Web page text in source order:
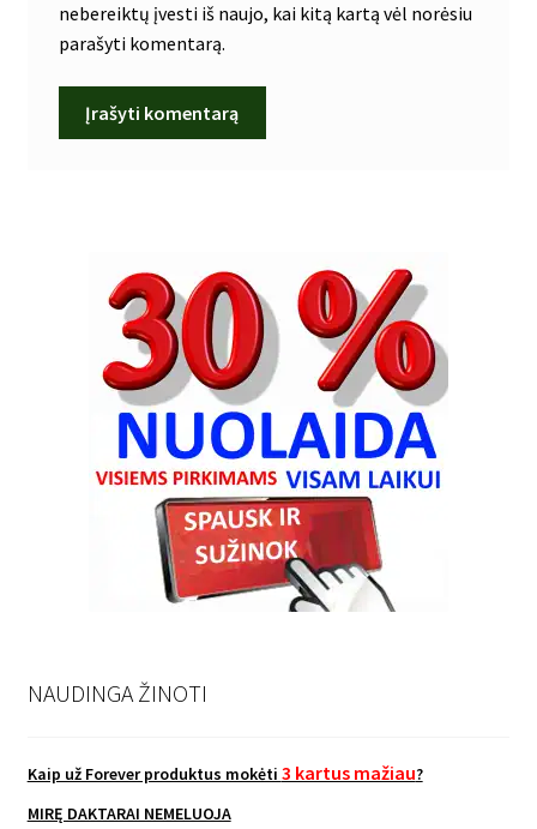
nebereiktų įvesti iš naujo, kai kitą kartą vėl norėsiu
parašyti komentarą.
NAUDINGA ŽINOTI
Kaip už Forever produktus mokėti 3 kartus mažiau?
MIRĘ DAKTARAI NEMELUOJA